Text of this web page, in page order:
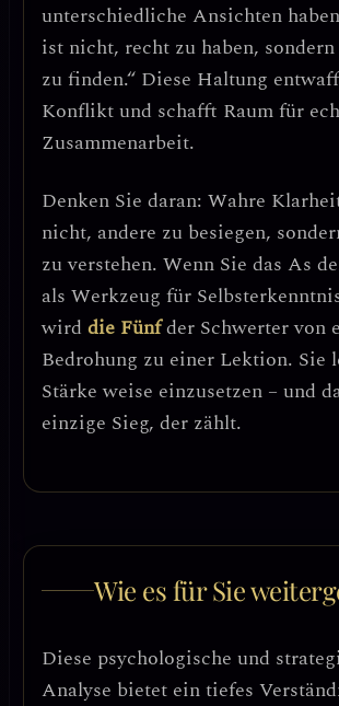
unterschiedliche Ansichten
ist nicht, recht zu haben,
zu finden.“ Diese Haltung
Konflikt und schafft Raum für
Zusammenarbeit.
Denken Sie daran: Wahre
nicht, andere zu besiegen,
zu verstehen. Wenn Sie das As
als Werkzeug für
wird die Fünfder Schwerter von
Bedrohung zu einer Lektion. Sie
Stärke weise einzusetzen – und
einzige Sieg, der zählt.
Wie es für Sie
Diese psychologische und
Analyse bietet ein tiefes